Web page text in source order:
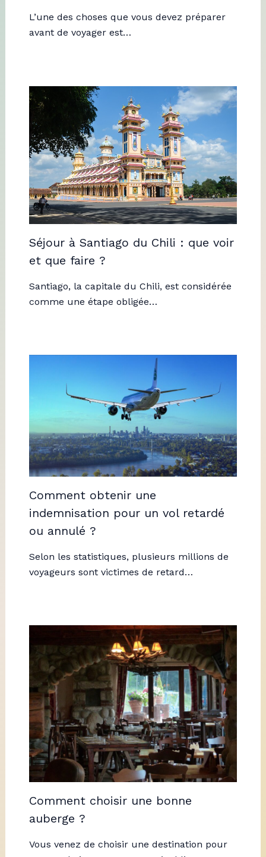
L’une des choses que vous devez préparer
avant de voyager est…
Séjour à Santiago du Chili : que voir
et que faire ?
Santiago, la capitale du Chili, est considérée
comme une étape obligée…
Comment obtenir une
indemnisation pour un vol retardé
ou annulé ?
Selon les statistiques, plusieurs millions de
voyageurs sont victimes de retard…
Comment choisir une bonne
auberge ?
Vous venez de choisir une destination pour